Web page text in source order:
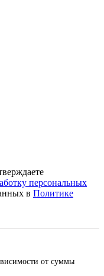
персональных
в Политике
от суммы